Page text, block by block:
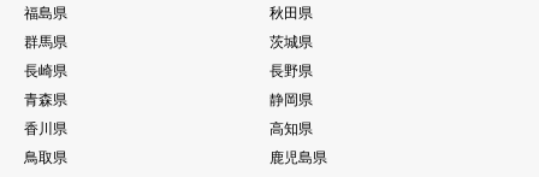
福島県
秋田県
群馬県
茨城県
長崎県
長野県
青森県
静岡県
香川県
高知県
鳥取県
鹿児島県